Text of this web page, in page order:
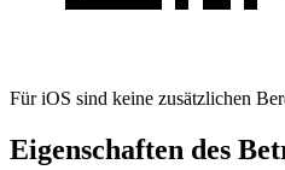
Für iOS sind keine zusätzlichen
Eigenschaften des